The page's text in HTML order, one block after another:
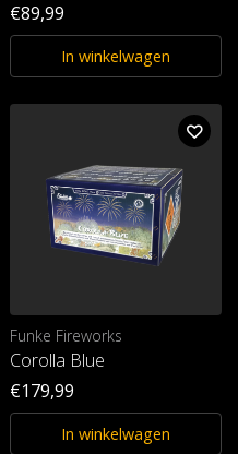
€89,99
In winkelwagen
Funke Fireworks
Corolla Blue
€179,99
In winkelwagen